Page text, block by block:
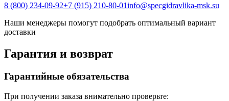
8 (800) 234-09-92+7 (915) 210-80-01info@specgidravlika-msk.su
Наши менеджеры помогут подобрать оптимальный вариант
доставки
Гарантия и возврат
Гарантийные обязательства
При получении заказа внимательно проверьте: